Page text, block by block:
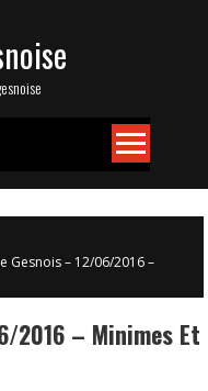
Gesnois – 12/06/2016 –
2016 – Minimes Et